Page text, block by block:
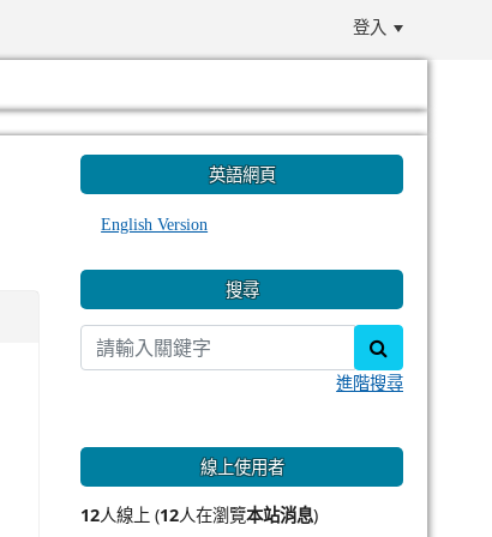
登入
英語網頁
English Version
搜尋
進階搜尋
線上使用者
12人線上 (12人在瀏覽本站消息)